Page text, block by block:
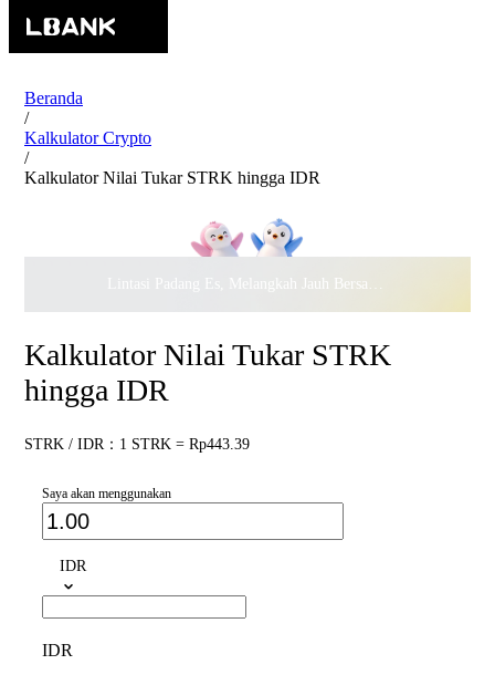
Beranda
/
Kalkulator Crypto
/
Kalkulator Nilai Tukar STRK hingga IDR
Lintasi Padang Es, Melangkah Jauh Bersama · Rayakan
Kalkulator Nilai Tukar STRK
hingga IDR
STRK / IDR：1 STRK = Rp443.39
Saya akan menggunakan
IDR
IDR